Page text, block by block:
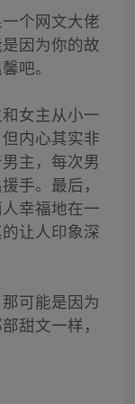
个网文大佬
因为你的故
吧。
女主从小一
内心其实非
主，每次男
手。最后，
幸福地在一
让人印象深
可能是因为
甜文一样，